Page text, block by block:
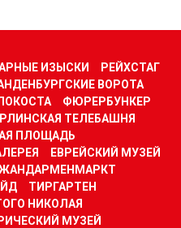
ИЗЫСКИ
РЕЙХСТАГ
ВОРОТА
ФЮРЕРБУНКЕР
ТЕЛЕБАШНЯ
ПЛОЩАДЬ
ЕВРЕЙСКИЙ МУЗЕЙ
ТИРГАРТЕН
НИКОЛАЯ
МУЗЕЙ